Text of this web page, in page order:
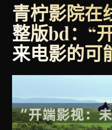
青柠影院在
整版bd：“
来电影的可